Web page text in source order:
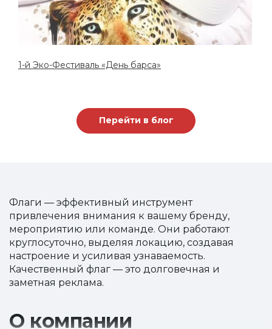
1-й Эко-Фестиваль «День барса»
Перейти в блог
Флаги — эффективный инструмент
привлечения внимания к вашему бренду,
мероприятию или команде. Они работают
круглосуточно, выделяя локацию, создавая
настроение и усиливая узнаваемость.
Качественный флаг — это долговечная и
заметная реклама.
О компании